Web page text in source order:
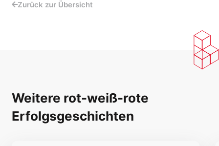
Zurück zur Übersicht
Weitere rot-weiß-rote
Erfolgsgeschichten